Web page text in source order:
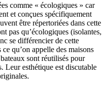
comme « écologiques » car
et conçues spécifiquement
être répertoriées dans cette
pas qu’écologiques (isolantes,
se différencier de cette
qu’on appelle des maisons
sont réutilisés pour
Leur esthétique est discutable